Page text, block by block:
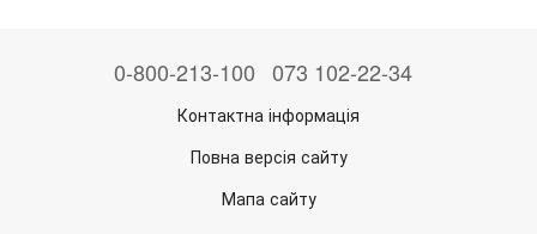
0-800-213-100 073 102-22-34
Контактна інформація
Повна версія сайту
Мапа сайту